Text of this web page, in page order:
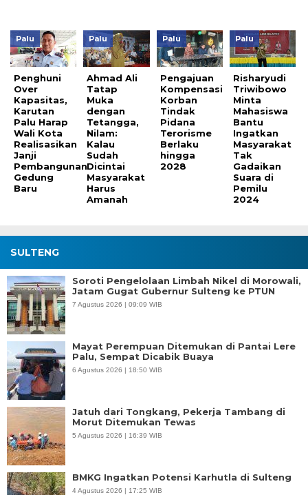
Palu
Penghuni
Over
Kapasitas,
Karutan
Palu Harap
Wali Kota
Realisasikan
Janji
Pembangunan
Gedung
Baru
Palu
Ahmad Ali
Tatap
Muka
dengan
Tetangga,
Nilam:
Kalau
Sudah
Dicintai
Masyarakat
Harus
Amanah
Palu
Pengajuan
Kompensasi
Korban
Tindak
Pidana
Terorisme
Berlaku
hingga
2028
Palu
Risharyudi
Triwibowo
Minta
Mahasiswa
Bantu
Ingatkan
Masyarakat
Tak
Gadaikan
Suara di
Pemilu
2024
SULTENG
Soroti Pengelolaan Limbah Nikel di Morowali,
Jatam Gugat Gubernur Sulteng ke PTUN
7 Agustus 2026 | 09:09 WIB
Mayat Perempuan Ditemukan di Pantai Lere
Palu, Sempat Dicabik Buaya
6 Agustus 2026 | 18:50 WIB
Jatuh dari Tongkang, Pekerja Tambang di
Morut Ditemukan Tewas
5 Agustus 2026 | 16:39 WIB
BMKG Ingatkan Potensi Karhutla di Sulteng
4 Agustus 2026 | 17:25 WIB